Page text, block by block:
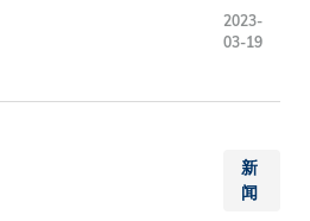
探讨蓝色
经济与可
议题。
澳总领事
Christile
大）3
日至
18日
2023-
03-19
新
闻